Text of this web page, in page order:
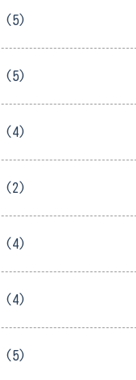
(5)
(5)
(4)
(2)
(4)
(4)
(5)